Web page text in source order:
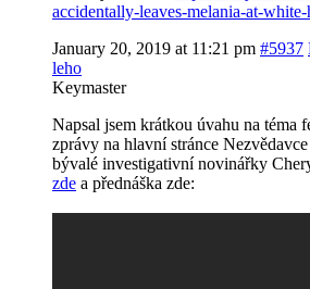
accidentally-leaves-melania-at-white-
January 20, 2019 at 11:21 pm #5937
leho
Keymaster
Napsal jsem krátkou úvahu na téma
zprávy na hlavní stránce
bývalé investigativní novinářky
zde a přednáška zde: